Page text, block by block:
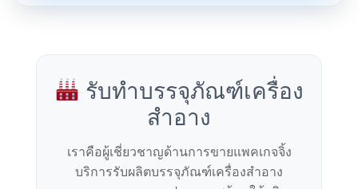
รับทำบรรจุภัณฑ์เครื่อง
สำอาง
เราคือผู้เชี่ยวชาญด้านการขายแพคเกจจิ้ง
บริการรับผลิตบรรจุภัณฑ์เครื่องสำอาง